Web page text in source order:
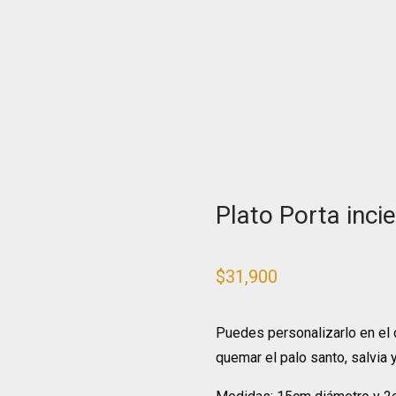
Plato Porta
$31,900
Puedes personalizarlo en
quemar el palo santo, salvia